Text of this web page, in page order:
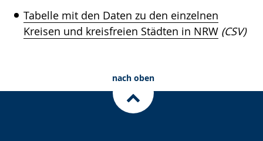
Tabelle mit den Daten zu den einzelnen
Kreisen und kreisfreien Städten in NRW (CSV)
nach oben